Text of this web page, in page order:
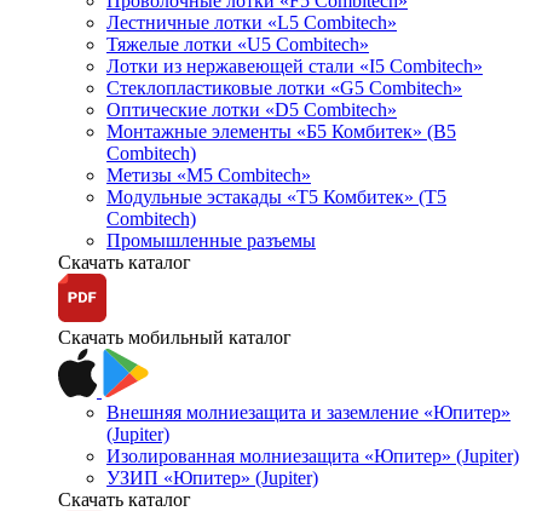
Лестничные лотки «L5 Combitech»
Тяжелые лотки «U5 Combitech»
Лотки из нержавеющей стали «I5 Combitech»
Стеклопластиковые лотки «G5 Combitech»
Оптические лотки «D5 Combitech»
Монтажные элементы «Б5 Комбитек» (B5
Combitech)
Метизы «M5 Combitech»
Модульные эстакады «Т5 Комбитек» (T5
Combitech)
Промышленные разъемы
Скачать каталог
Скачать мобильный каталог
Внешняя молниезащита и заземление «Юпитер»
(Jupiter)
Изолированная молниезащита «Юпитер» (Jupiter)
УЗИП «Юпитер» (Jupiter)
Скачать каталог